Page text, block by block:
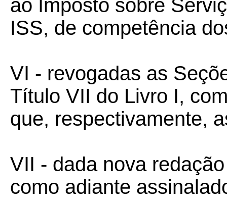
ao Imposto sobre
ISS, de competência
VI - revogadas as
Título VII do Livro I,
que, respectivamente,
VII - dada nova
como adiante